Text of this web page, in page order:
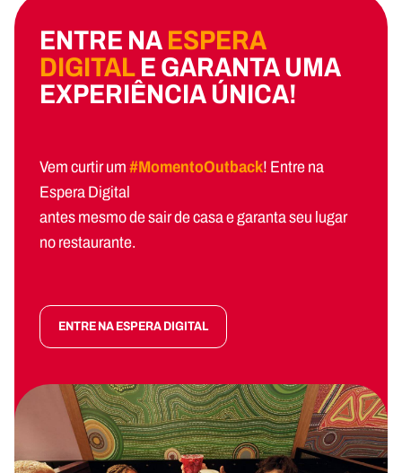
ENTRE NAESPERA
DIGITALE GARANTA UMA
EXPERIÊNCIA ÚNICA!
Vem curtir um#MomentoOutback! Entre na
Espera Digital
antes mesmo de sair de casa e garanta seu lugar
no restaurante.
ENTRE NA ESPERA DIGITAL